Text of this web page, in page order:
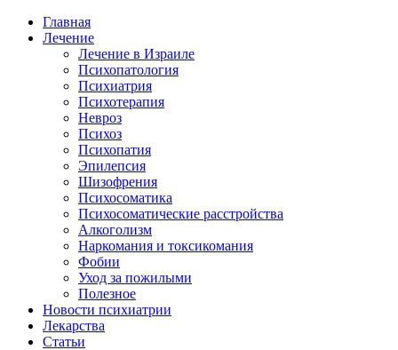
Главная
Лечение
Лечение в Израиле
Психопатология
Психиатрия
Психотерапия
Невроз
Психоз
Психопатия
Эпилепсия
Шизофрения
Психосоматика
Психосоматические расстройства
Алкоголизм
Наркомания и токсикомания
Фобии
Уход за пожилыми
Полезное
Новости психиатрии
Лекарства
Статьи